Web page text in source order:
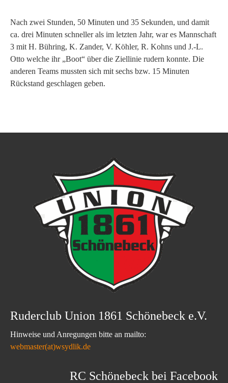
Nach zwei Stunden, 50 Minuten und 35 Sekunden, und damit
ca. drei Minuten schneller als im letzten Jahr, war es Mannschaft
3 mit H. Bühring, K. Zander, V. Köhler, R. Kohns und J.-L.
Otto welche ihr „Boot“ über die Ziellinie rudern konnte. Die
anderen Teams mussten sich mit sechs bzw. 15 Minuten
Rückstand geschlagen geben.
Ruderclub Union 1861 Schönebeck e.V.
Hinweise und Anregungen bitte an mailto:
webmaster(at)wsydlik.de
RC Schönebeck bei Facebook